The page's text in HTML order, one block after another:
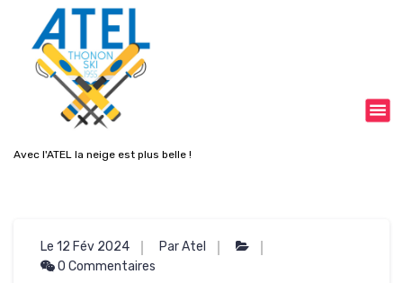
Avec l'ATEL la neige est plus belle !
Le 12 Fév 2024
Par Atel
0 Commentaires